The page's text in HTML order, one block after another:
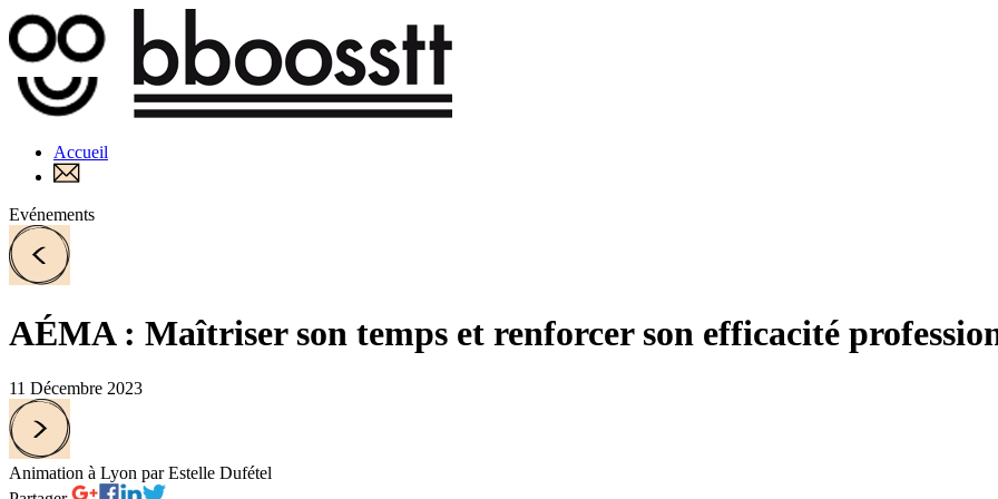
Accueil
Evénements
AÉMA : Maîtriser son temps et renforcer son efficacité
11 Décembre 2023
Animation à Lyon par Estelle Dufétel